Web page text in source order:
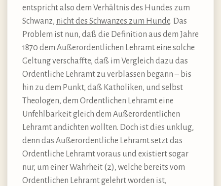
entspricht also dem Verhältnis des Hundes zum
Schwanz, nicht des Schwanzes zum Hunde. Das
Problem ist nun, daß die Definition aus dem Jahre
1870 dem Außerordentlichen Lehramt eine solche
Geltung verschaffte, daß im Vergleich dazu das
Ordentliche Lehramt zu verblassen begann – bis
hin zu dem Punkt, daß Katholiken, und selbst
Theologen, dem Ordentlichen Lehramt eine
Unfehlbarkeit gleich dem Außerordentlichen
Lehramt andichten wollten. Doch ist dies unklug,
denn das Außerordentliche Lehramt setzt das
Ordentliche Lehramt voraus und existiert sogar
nur, um einer Wahrheit (2), welche bereits vom
Ordentlichen Lehramt gelehrt worden ist,